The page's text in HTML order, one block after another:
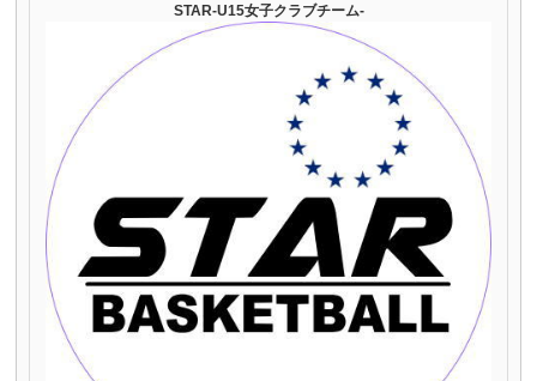
STAR-U15女子クラブチーム-